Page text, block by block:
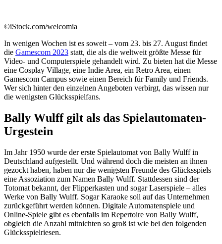
©iStock.com/welcomia
In wenigen Wochen ist es soweit – vom 23. bis 27. August findet
die Gamescom 2023 statt, die als die weltweit größte Messe für
Video- und Computerspiele gehandelt wird. Zu bieten hat die Messe
eine Cosplay Village, eine Indie Area, ein Retro Area, einen
Gamescom Campus sowie einen Bereich für Family und Friends.
Wer sich hinter den einzelnen Angeboten verbirgt, das wissen nur
die wenigsten Glücksspielfans.
Bally Wulff gilt als das Spielautomaten-
Urgestein
Im Jahr 1950 wurde der erste Spielautomat von Bally Wulff in
Deutschland aufgestellt. Und während doch die meisten an ihnen
gezockt haben, haben nur die wenigsten Freunde des Glücksspiels
eine Assoziation zum Namen Bally Wulff. Stattdessen sind der
Totomat bekannt, der Flipperkasten und sogar Laserspiele – alles
Werke von Bally Wulff. Sogar Karaoke soll auf das Unternehmen
zurückgeführt werden können. Digitale Automatenspiele und
Online-Spiele gibt es ebenfalls im Repertoire von Bally Wulff,
obgleich die Anzahl mitnichten so groß ist wie bei den folgenden
Glücksspielriesen.